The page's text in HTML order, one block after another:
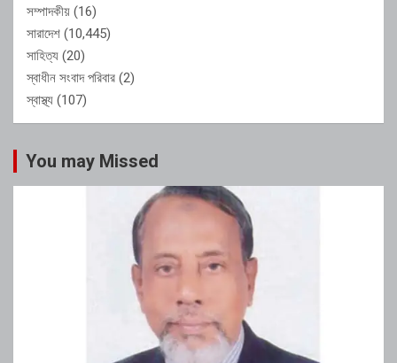
সম্পাদকীয় (16)
সারাদেশ (10,445)
সাহিত্য (20)
স্বাধীন সংবাদ পরিবার (2)
স্বাস্থ্য (107)
You may Missed